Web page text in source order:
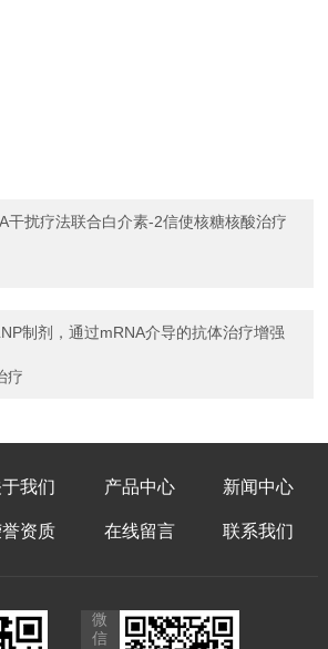
干扰疗法联合白介素-2信使核糖核酸治疗
制剂，通过mRNA介导的抗体治疗增强
疗
我们 产品中心 新闻中心
资质 在线留言 联系我们
微
信